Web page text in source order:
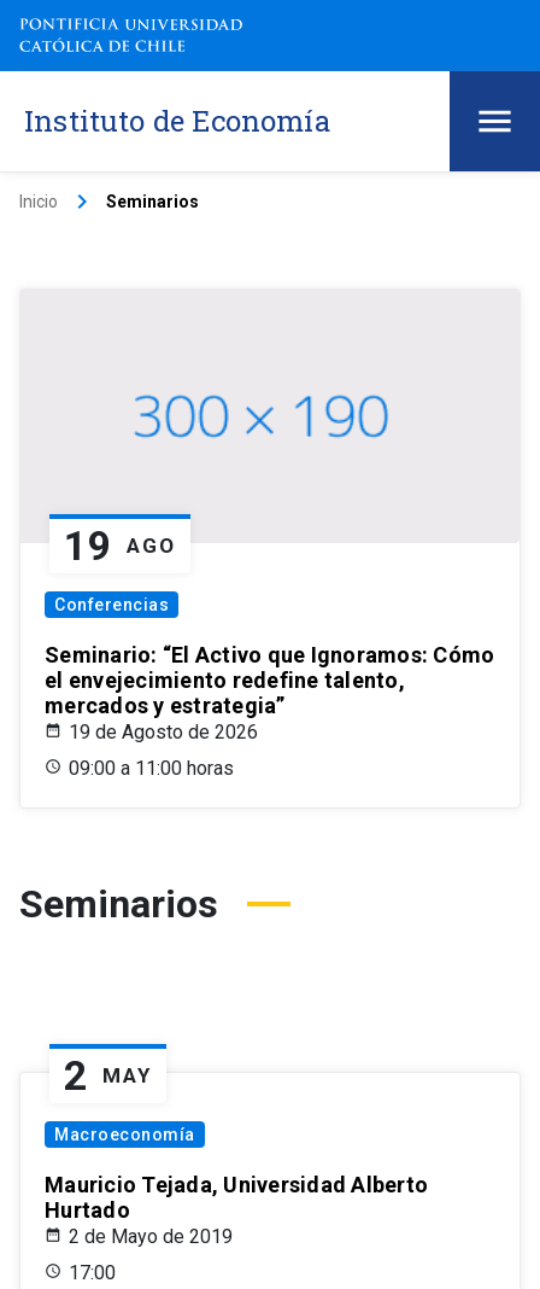
Instituto de Economía
Inicio keyboard_arrow_right Seminarios
19 AGO
Conferencias
Seminario: “El Activo que Ignoramos: Cómo
el envejecimiento redefine talento,
mercados y estrategia”
19 de Agosto de 2026
09:00 a 11:00 horas
Seminarios
2 MAY
Macroeconomía
Mauricio Tejada, Universidad Alberto
Hurtado
2 de Mayo de 2019
17:00